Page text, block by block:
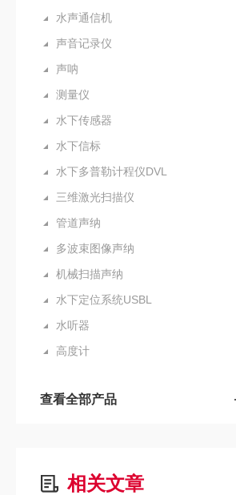
水声通信机
声音记录仪
声呐
测量仪
水下传感器
水下信标
水下多普勒计程仪DVL
三维激光扫描仪
管道声纳
多波束图像声纳
机械扫描声纳
水下定位系统USBL
水听器
高度计
查看全部产品
相关文章